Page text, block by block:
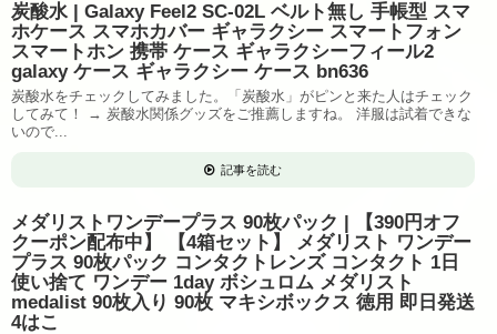
炭酸水 | Galaxy Feel2 SC-02L ベルト無し 手帳型 スマ
ホケース スマホカバー ギャラクシー スマートフォン
スマートホン 携帯 ケース ギャラクシーフィール2
galaxy ケース ギャラクシー ケース bn636
炭酸水をチェックしてみました。「炭酸水」がピンと来た人はチェック
してみて！ → 炭酸水関係グッズをご推薦しますね。 洋服は試着できな
いので...
記事を読む
メダリストワンデープラス 90枚パック | 【390円オフ
クーポン配布中】 【4箱セット】 メダリスト ワンデー
プラス 90枚パック コンタクトレンズ コンタクト 1日
使い捨て ワンデー 1day ボシュロム メダリスト
medalist 90枚入り 90枚 マキシボックス 徳用 即日発送
4はこ